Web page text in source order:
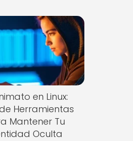
en Linux:
Herramientas
Mantener Tu
Oculta